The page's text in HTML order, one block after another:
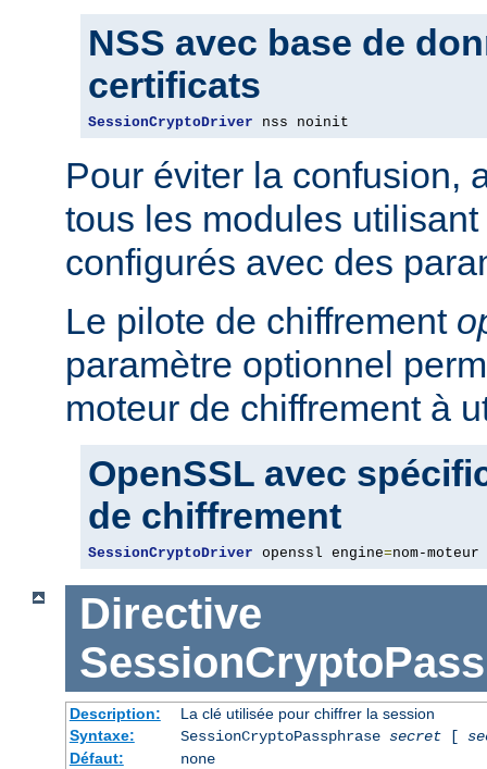
NSS avec base de
certificats
SessionCryptoDriver nss noinit
Pour éviter la confusion,
tous les modules
configurés avec des
Le pilote de chiffrement
paramètre optionnel
moteur de chiffrement à
OpenSSL avec
de chiffrement
SessionCryptoDriver openssl engine=nom-moteur
Directive
Description:
La clé utilisée pour chiffrer la session
Syntaxe:
SessionCryptoPassphrase secret[
Défaut:
none